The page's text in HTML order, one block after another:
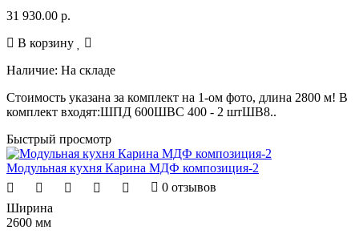
31 930.00 р.
В корзину
Наличие: На складе
Стоимость указана за комплект на 1-ом фото, длина 2800 м! В
комплект входят:ШПД 600ШВС 400 - 2 штШВ8..
Быстрый просмотр
Модульная кухня Карина МДФ композиция-2
0 отзывов
Ширина
2600 мм